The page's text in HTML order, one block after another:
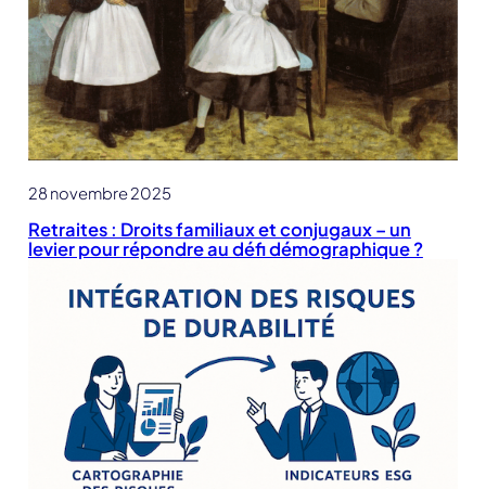
28 novembre 2025
Retraites : Droits familiaux et conjugaux – un
levier pour répondre au défi démographique ?